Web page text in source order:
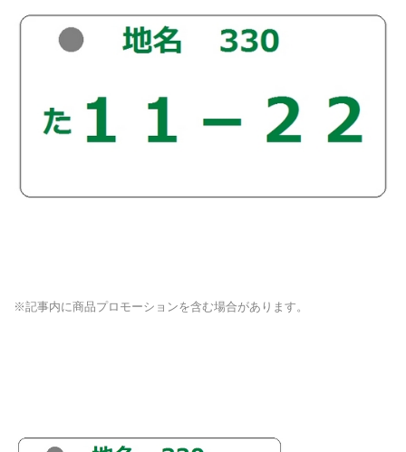
※記事内に商品プロモーションを含む場合があります。